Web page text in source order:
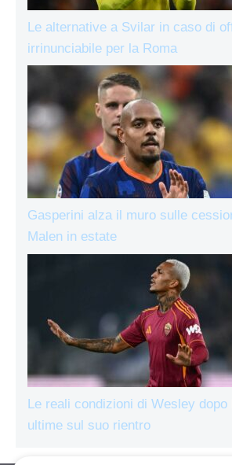
Le alternative a Svilar in caso di
irrinunciabile per la Roma
Gasperini alza il muro sulle
Malen in estate
Le reali condizioni di Wesley dopo
ultime sul suo rientro